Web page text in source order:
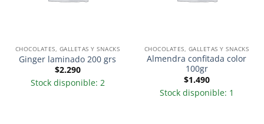
CHOCOLATES, GALLETAS Y SNACKS
Ginger laminado 200 grs
$2.290
Stock disponible: 2
CHOCOLATES, GALLETAS Y SNACKS
Almendra confitada color
100gr
$1.490
Stock disponible: 1